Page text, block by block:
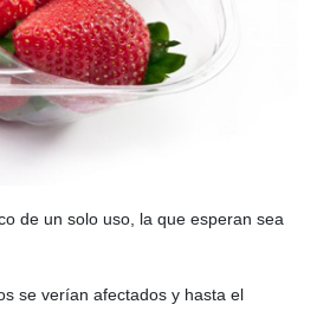
de un solo uso, la que esperan sea
se verían afectados y hasta el